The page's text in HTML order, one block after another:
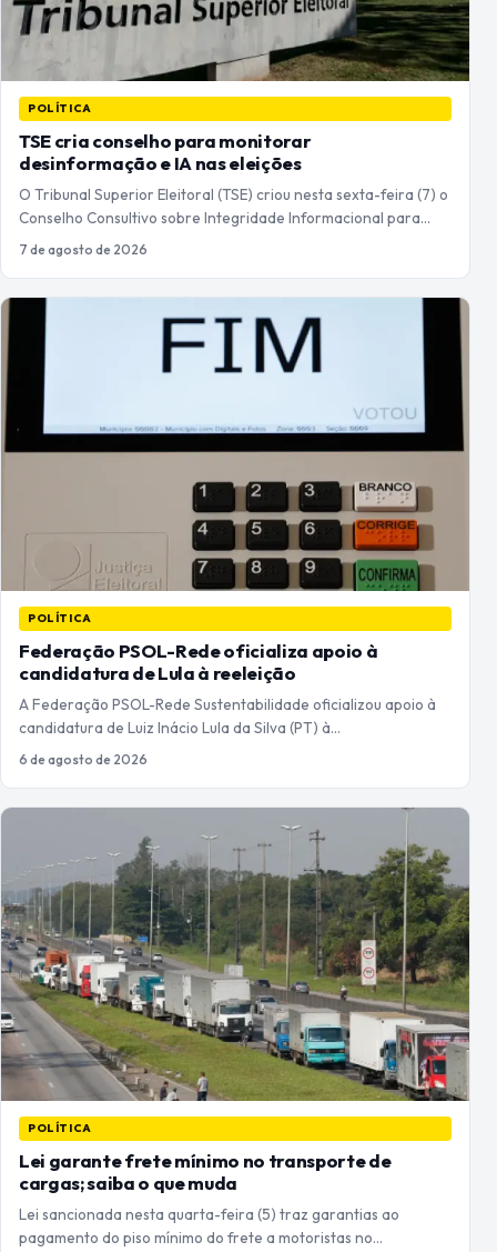
POLÍTICA
TSE cria conselho para monitorar
desinformação e IA nas eleições
O Tribunal Superior Eleitoral (TSE) criou nesta sexta-feira (7) o
Conselho Consultivo sobre Integridade Informacional para…
7 de agosto de 2026
POLÍTICA
Federação PSOL-Rede oficializa apoio à
candidatura de Lula à reeleição
A Federação PSOL-Rede Sustentabilidade oficializou apoio à
candidatura de Luiz Inácio Lula da Silva (PT) à…
6 de agosto de 2026
POLÍTICA
Lei garante frete mínimo no transporte de
cargas; saiba o que muda
Lei sancionada nesta quarta-feira (5) traz garantias ao
pagamento do piso mínimo do frete a motoristas no…